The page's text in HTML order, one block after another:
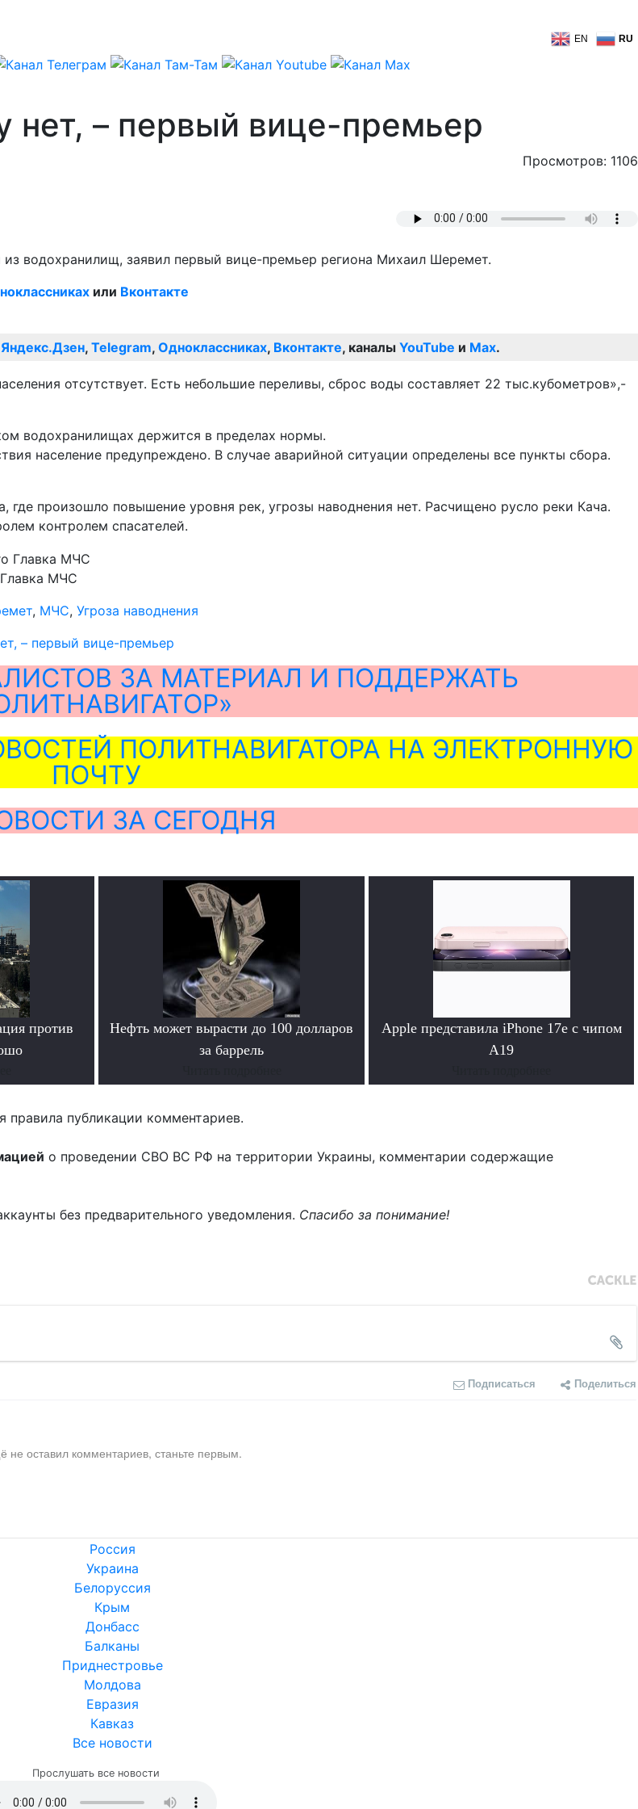
EN RU
нет, – первый вице-премьер
Просмотров: 1106
водохранилищ, заявил первый вице-премьер региона Михаил Шеремет.
или Вконтакте
Яндекс.Дзен, Telegram, Одноклассниках, Вконтакте, каналы YouTube и Max.
отсутствует. Есть небольшие переливы, сброс воды составляет 22 тыс.кубометров»,-
водохранилищах держится в пределах нормы.
население предупреждено. В случае аварийной ситуации определены все пункты сбора.
произошло повышение уровня рек, угрозы наводнения нет. Расчищено русло реки Кача.
контролем спасателей.
МЧС
, МЧС, Угроза наводнения
– первый вице-премьер
ЗА МАТЕРИАЛ И ПОДДЕРЖАТЬ
ПОЛИТНАВИГАТОРА НА ЭЛЕКТРОННУЮ
ПОЧТУ
ЗА СЕГОДНЯ
против
Нефть может вырасти до 100 долларов
за баррель
Apple представила iPhone 17e с чипом
A19
публикации комментариев.
о проведении СВО ВС РФ на территории Украины, комментарии содержащие
без предварительного уведомления. Спасибо за понимание!
Подписаться Поделиться
не оставил комментариев, станьте первым.
Россия
Украина
Белоруссия
Крым
Донбасс
Балканы
Приднестровье
Молдова
Евразия
Кавказ
Все новости
Прослушать все новости